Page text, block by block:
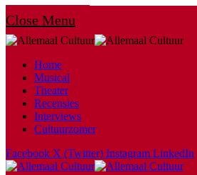
Close Menu
Home
Musical
Theater
Recensies
Interviews
Cultuurzomer
Facebook X (Twitter) Instagram LinkedIn